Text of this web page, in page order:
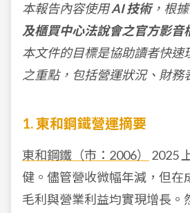
本報告內容使用AI 技術，根據
及櫃買中心法說會之官方影音
本文件的目標是協助讀者快速
之重點，包括營運狀況、財務
1. 東和鋼鐵營運摘要
東和鋼鐵（市：2006）
2025
健。儘管營收微幅年減，但在
毛利與營業利益均實現增長。